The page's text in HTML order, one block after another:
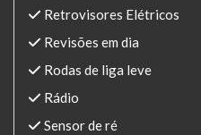
Retrovisores Elétricos
Revisões em dia
Rodas de liga leve
Rádio
Sensor de ré